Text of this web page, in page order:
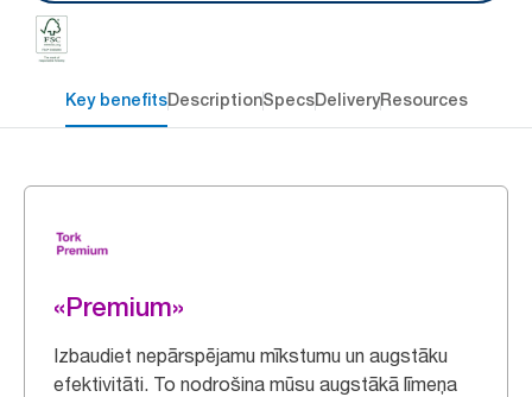
Key benefitsDescriptionSpecsDeliveryResources
«Premium»
Izbaudiet nepārspējamu mīkstumu un augstāku
efektivitāti. To nodrošina mūsu augstākā līmeņa